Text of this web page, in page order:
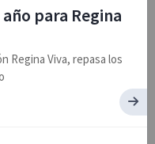
para Regina
Regina Viva, repasa los